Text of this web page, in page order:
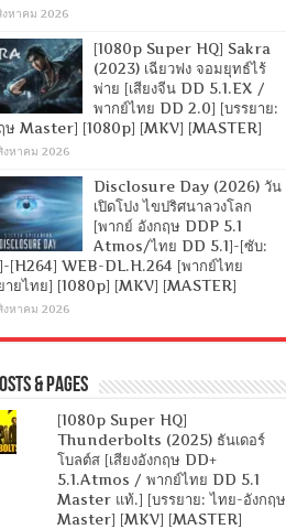
งหาคม 2026
[1080p Super HQ] Sakra
(2023) เฉียวฟง จอมยุทธ์ไร้
พ่าย [เสียงจีน DD 5.1.EX /
พากย์ไทย DD 2.0] [บรรยาย:
ษ Master] [1080p] [MKV] [MASTER]
งหาคม 2026
Disclosure Day (2026) วัน
เปิดโปง ไขปริศนาลวงโลก
[พากย์ อังกฤษ DDP 5.1
Atmos/ไทย DD 5.1]-[ซับ:
[H264] WEB-DL.H.264 [พากย์ไทย
ายไทย] [1080p] [MKV] [MASTER]
งหาคม 2026
& Pages
[1080p Super HQ]
Thunderbolts (2025) ธันเดอร์
โบลต์ส [เสียงอังกฤษ DD+
5.1.Atmos / พากย์ไทย DD 5.1
Master แท้.] [บรรยาย: ไทย-อังกฤษ
Master] [MKV] [MASTER]